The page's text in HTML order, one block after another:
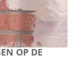
OP DE